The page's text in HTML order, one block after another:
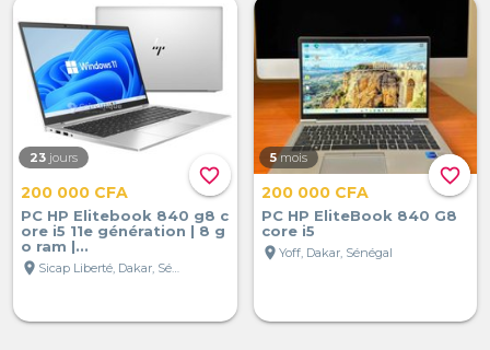
favorite_border
23 jours
200 000 CFA
PC HP Elitebook 840 g8 c
ore i5 11e génération | 8 g
o ram |...
location_on
Sicap Liberté, Dakar, Sénégal
favorite_border
5 mois
200 000 CFA
PC HP EliteBook 840 G8
core i5
location_on Yoff, Dakar, Sénégal